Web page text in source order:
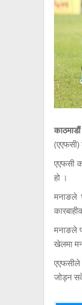
(एएफसी)
एएफसी
हो ।
मनाङले
मनाङले
खेलमा
एएफसीले
जोड्न